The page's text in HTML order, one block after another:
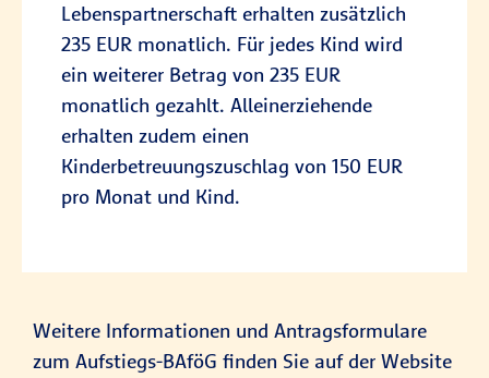
Lebenspartnerschaft erhalten zusätzlich
235 EUR monatlich. Für jedes Kind wird
ein weiterer Betrag von 235 EUR
monatlich gezahlt. Alleinerziehende
erhalten zudem einen
Kinderbetreuungszuschlag von 150 EUR
pro Monat und Kind.
Weitere Informationen und Antragsformulare
zum Aufstiegs-BAföG finden Sie auf der Website